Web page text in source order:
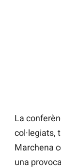
La
col·legiats,
Marchena
una